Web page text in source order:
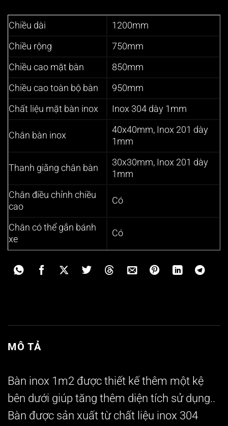
Chiều dài 1200mm
Chiều rộng 750mm
Chiều cao mặt bàn 850mm
Chiều cao toàn bộ bàn 950mm
Chất liệu mặt bàn inox Inox 304 dày 1mm
Chân bàn inox
40x40mm, Inox 201 dày
1mm
Thanh giằng chân bàn
30x30mm, Inox 201 dày
1mm
Chân điều chỉnh chiều
cao
Có
Chân có thể gắn bánh
xe
Có
MÔ TẢ
Bàn inox 1m2 được thiết kế thêm một kệ
bên dưới giúp tăng thêm diện tích sử dụng..
Bàn được sản xuất từ chất liệu inox 304